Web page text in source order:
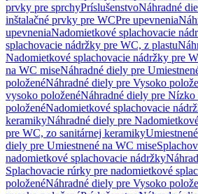
prvky pre sprchyPríslušenstvoNáhradné
inštalačné prvky pre WCPre upevnenia
upevneniaNadomietkové splachovacie
splachovacie nádržky pre WC, z plastu
Nadomietkové splachovacie nádržky pre
na WC miseNáhradné diely pre
položenéNáhradné diely pre Vysoko
vysoko položenéNáhradné diely pre Nízko
položenéNadomietkové splachovacie
keramikyNáhradné diely pre
pre WC, zo sanitárnej keramiky
diely pre Umiestnené na WC mise
nadomietkové splachovacie nádržky
Splachovacie rúrky pre nadomietkové
položenéNáhradné diely pre Vysoko